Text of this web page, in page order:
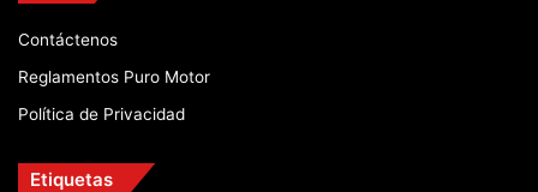
Contáctenos
Reglamentos Puro Motor
Política de Privacidad
Etiquetas